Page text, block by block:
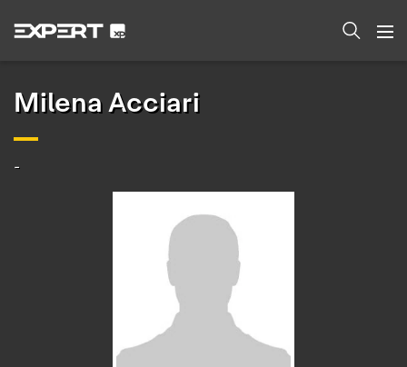
Milena Acciari
-